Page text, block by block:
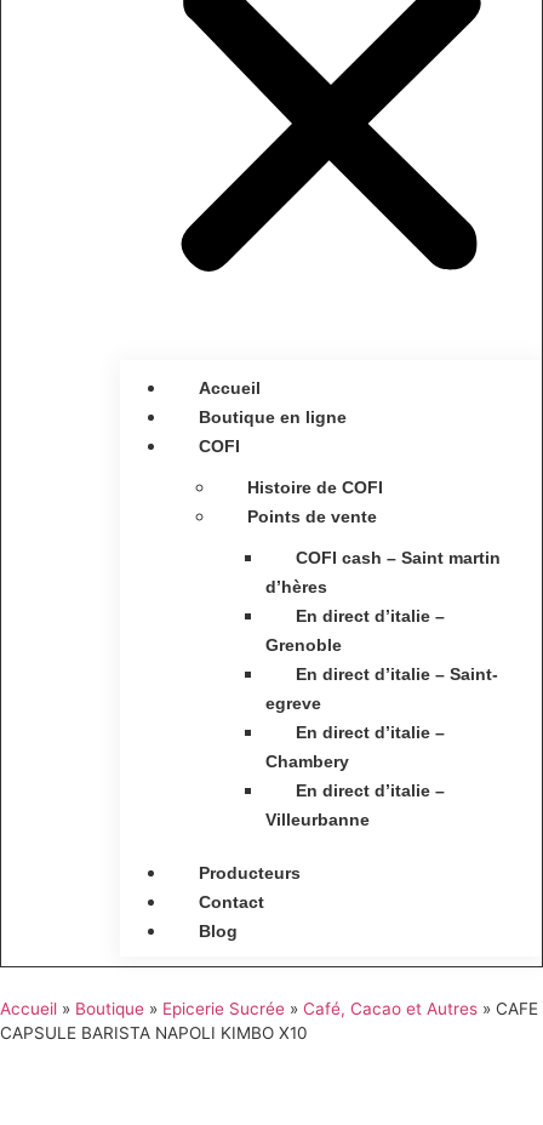
Accueil
Boutique en ligne
COFI
Histoire de COFI
Points de vente
COFI cash – Saint martin
d’hères
En direct d’italie –
Grenoble
En direct d’italie – Saint-
egreve
En direct d’italie –
Chambery
En direct d’italie –
Villeurbanne
Producteurs
Contact
Blog
Accueil » Boutique » Epicerie Sucrée » Café, Cacao et Autres » CAFE
CAPSULE BARISTA NAPOLI KIMBO X10